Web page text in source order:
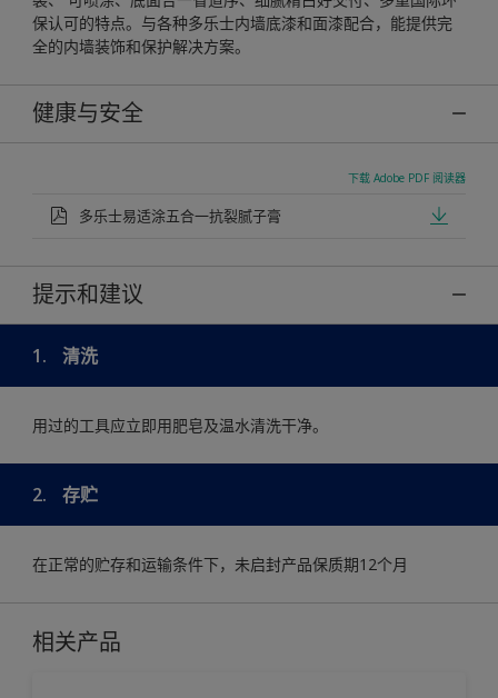
保认可的特点。与各种多乐士内墙底漆和面漆配合，能提供完
全的内墙装饰和保护解决方案。
健康与安全
下载 Adobe PDF 阅读器
多乐士易适涂五合一抗裂腻子膏
提示和建议
1. 清洗
用过的工具应立即用肥皂及温水清洗干净。
2. 存贮
在正常的贮存和运输条件下，未启封产品保质期12个月
相关产品